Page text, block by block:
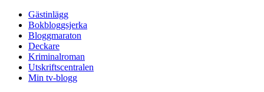
Gästinlägg
Bokbloggsjerka
Bloggmaraton
Deckare
Kriminalroman
Utskriftscentralen
Min tv-blogg